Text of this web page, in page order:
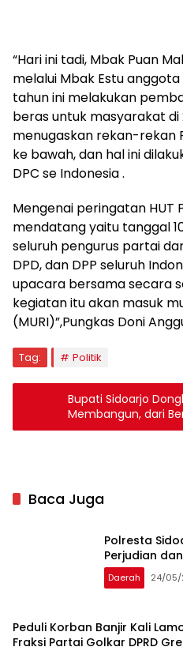
“Hari ini tadi, Mbak Puan
melalui Mbak Estu anggota
tahun ini melakukan
beras untuk masyarakat
menugaskan rekan-rekan
ke bawah, dan hal ini
DPC se Indonesia .
Mengenai peringatan HUT
mendatang yaitu tanggal
seluruh pengurus partai
DPD, dan DPP seluruh
upacara bersama secara
kegiatan itu akan masuk
(MURI)”,Pungkas Doni
Tag: Politik
Bupati Sidoarjo
Membangun, dari
Baca Juga
Polresta
Perjudian
Daerah 24/05/
Peduli Korban Banjir Kali
Fraksi Partai Golkar DPRD